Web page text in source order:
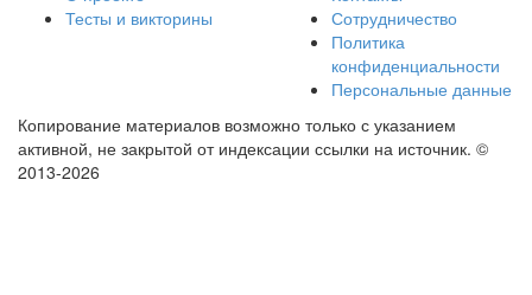
Тесты и викторины
Сотрудничество
Политика
конфиденциальности
Персональные данные
Копирование материалов возможно только с указанием
активной, не закрытой от индексации ссылки на источник. ©
2013-2026